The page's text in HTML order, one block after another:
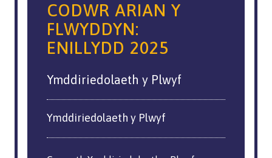
CODWR ARIAN Y
FLWYDDYN:
ENILLYDD 2025
Ymddiriedolaeth y Plwyf
Ymddiriedolaeth y Plwyf